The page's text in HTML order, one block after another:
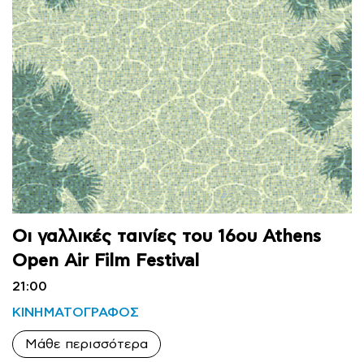
Οι γαλλικές ταινίες του 16ου Athens
Open Air Film Festival
21:00
ΚΙΝΗΜΑΤΟΓΡΑΦΟΣ
Μάθε περισσότερα